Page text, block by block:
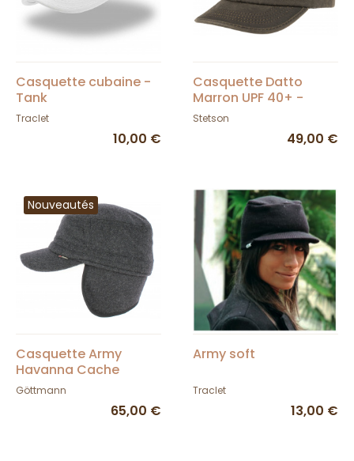
Casquette cubaine -
Tank
Traclet
10,00 €
Casquette Datto
Marron UPF 40+ -
Stetson
Stetson
49,00 €
Nouveautés
Casquette Army
Havanna Cache
Oreilles - Gottmann
Göttmann
65,00 €
Army soft
Traclet
13,00 €